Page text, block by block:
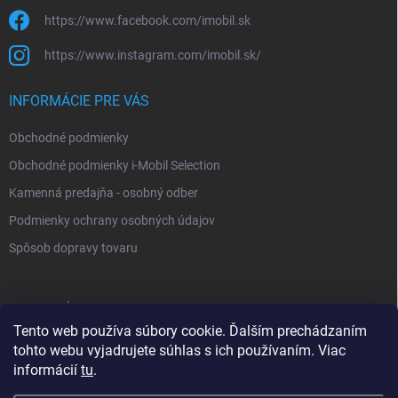
Tento web používa súbory cookie. Ďalším prechádzaním
tohto webu vyjadrujete súhlas s ich používaním. Viac
informácií tu.
https://www.facebook.com/imobil.sk
https://www.instagram.com/imobil.sk/
INFORMÁCIE PRE VÁS
Obchodné podmienky
Obchodné podmienky i-Mobil Selection
Kamenná predajňa - osobný odber
Podmienky ochrany osobných údajov
Spôsob dopravy tovaru